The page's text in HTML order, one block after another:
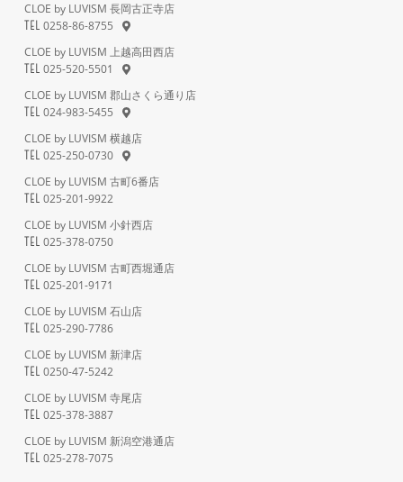
CLOE by LUVISM 長岡古正寺店
TEL
0258-86-8755
CLOE by LUVISM 上越高田西店
TEL
025-520-5501
CLOE by LUVISM 郡山さくら通り店
TEL
024-983-5455
CLOE by LUVISM 横越店
TEL
025-250-0730
CLOE by LUVISM 古町6番店
TEL
025-201-9922
CLOE by LUVISM 小針西店
TEL
025-378-0750
CLOE by LUVISM 古町西堀通店
TEL
025-201-9171
CLOE by LUVISM 石山店
TEL
025-290-7786
CLOE by LUVISM 新津店
TEL
0250-47-5242
CLOE by LUVISM 寺尾店
TEL
025-378-3887
CLOE by LUVISM 新潟空港通店
TEL 025-278-7075